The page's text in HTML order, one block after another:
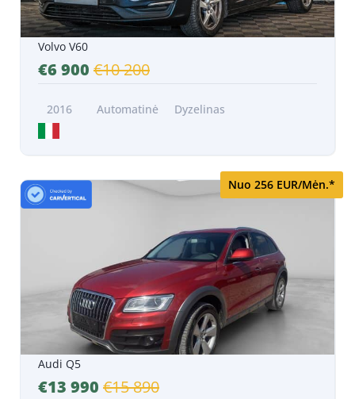
Volvo V60
€6 900 €10 200
2016 Automatinė Dyzelinas
Nuo 256 EUR/Mėn.*
Audi Q5
€13 990 €15 890